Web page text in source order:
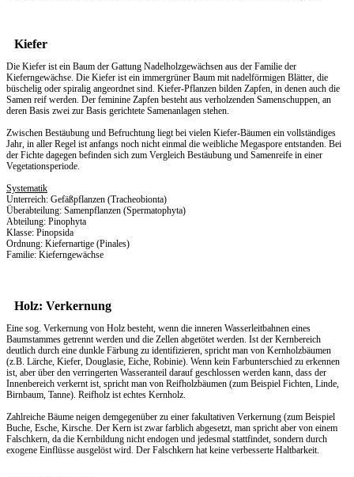
Kiefer
Die Kiefer ist ein Baum der Gattung Nadelholzgewächsen aus der Familie der
Kieferngewächse. Die Kiefer ist ein immergrüner Baum mit nadelförmigen Blätter, die
büschelig oder spiralig angeordnet sind. Kiefer-Pflanzen bilden Zapfen, in denen auch die
Samen reif werden. Der feminine Zapfen besteht aus verholzenden Samenschuppen, an
deren Basis zwei zur Basis gerichtete Samenanlagen stehen.
Zwischen Bestäubung und Befruchtung liegt bei vielen Kiefer-Bäumen ein vollständiges
Jahr, in aller Regel ist anfangs noch nicht einmal die weibliche Megaspore entstanden. Bei
der Fichte dagegen befinden sich zum Vergleich Bestäubung und Samenreife in einer
Vegetationsperiode.
Systematik
Unterreich: Gefäßpflanzen (Tracheobionta)
Überabteilung: Samenpflanzen (Spermatophyta)
Abteilung: Pinophyta
Klasse: Pinopsida
Ordnung: Kiefernartige (Pinales)
Familie: Kieferngewächse
Holz: Verkernung
Eine sog. Verkernung von Holz besteht, wenn die inneren Wasserleitbahnen eines
Baumstammes getrennt werden und die Zellen abgetötet werden. Ist der Kernbereich
deutlich durch eine dunkle Färbung zu identifizieren, spricht man von Kernholzbäumen
(z.B. Lärche, Kiefer, Douglasie, Eiche, Robinie). Wenn kein Farbunterschied zu erkennen
ist, aber über den verringerten Wasseranteil darauf geschlossen werden kann, dass der
Innenbereich verkernt ist, spricht man von Reifholzbäumen (zum Beispiel Fichten, Linde,
Birnbaum, Tanne). Reifholz ist echtes Kernholz.
Zahlreiche Bäume neigen demgegenüber zu einer fakultativen Verkernung (zum Beispiel
Buche, Esche, Kirsche. Der Kern ist zwar farblich abgesetzt, man spricht aber von einem
Falschkern, da die Kernbildung nicht endogen und jedesmal stattfindet, sondern durch
exogene Einflüsse ausgelöst wird. Der Falschkern hat keine verbesserte Haltbarkeit.